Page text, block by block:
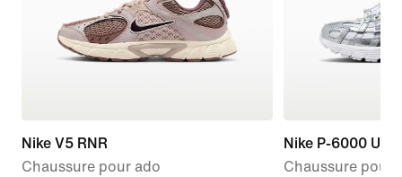
Nike V5 RNR
Chaussure pour ado
Nike P-6000
Chaussure pour